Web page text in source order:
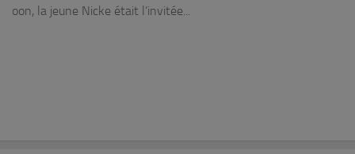
oon, la jeune Nicke était l’invitée...